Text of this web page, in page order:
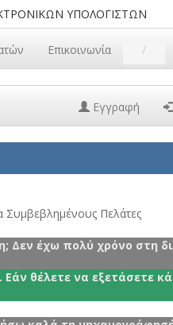
ΥΠΟΛΟΓΙΣΤΩΝ
Επικοινωνία
Εγγραφή
Συμβεβλημένους Πελάτες
έχω πολύ χρόνο στη
θέλετε να εξετάσετε